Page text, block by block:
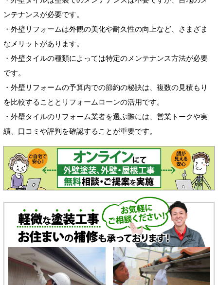
ンテナンスが必要です。
・外壁リフォームは外観の美化や耐久性の向上など、さまざま
なメリットがあります。
・外壁タイルの種類によっては特定のメンテナンス方法が必要
です。
・外壁リフォームの予算内での節約の秘訣は、複数の見積もり
を比較することとリフォームローンの活用です。
・外壁タイルのリフォーム業者を選ぶ際には、営業トークや実
績、口コミや評判を確認することが重要です。